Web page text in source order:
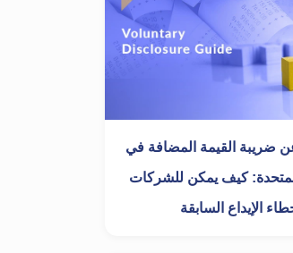
ضريبة القيمة المضافة في
المتحدة: كيف يمكن للشركات
الإيداع السابقة